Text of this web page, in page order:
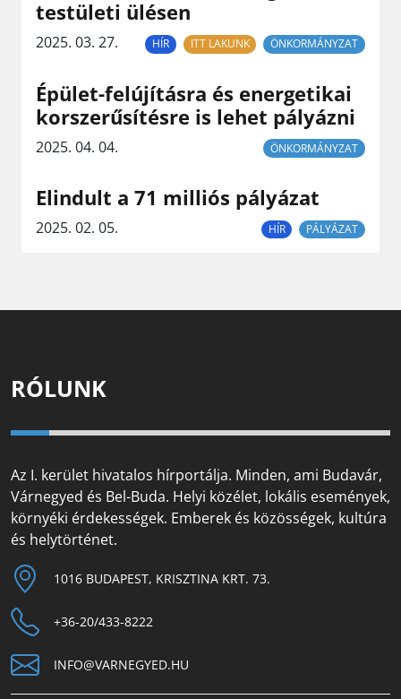
testületi ülésen
2025. 03. 27. HÍR ITT LAKUNK ÖNKORMÁNYZAT
Épület-felújításra és energetikai
korszerűsítésre is lehet pályázni
2025. 04. 04. ÖNKORMÁNYZAT
Elindult a 71 milliós pályázat
2025. 02. 05. HÍR PÁLYÁZAT
RÓLUNK
Az I. kerület hivatalos hírportálja. Minden, ami Budavár,
Várnegyed és Bel-Buda. Helyi közélet, lokális események,
környéki érdekességek. Emberek és közösségek, kultúra
és helytörténet.
1016 BUDAPEST, KRISZTINA KRT. 73.
+36-20/433-8222
INFO@VARNEGYED.HU